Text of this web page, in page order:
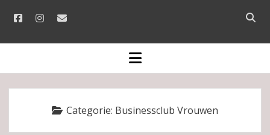
facebookinstagram
email
Open
bar
open
menu
Categorie: Businessclub Vrouwen